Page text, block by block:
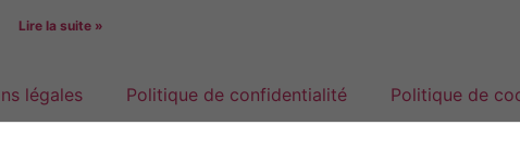
Lire la suite »
légales Politique de confidentialité Politique de
Nécessaires
Ces cookies ne
sont pas